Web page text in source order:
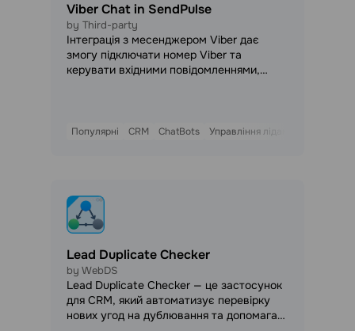
Viber Chat in SendPulse
by Third-party
Інтеграція з месенджером Viber дає
змогу підключати номер Viber та
керувати вхідними повідомленнями,
підключення номер автоматично
Популярні CRM ChatBots Управління лідами
Lead Duplicate Checker
by WebDS
Lead Duplicate Checker — це застосунок
для CRM, який автоматизує перевірку
нових угод на дублювання та допомагає